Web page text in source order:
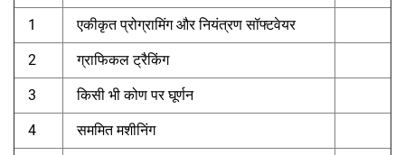
1 एकीकृत प्रोग्रामिंग और नियंत्रण सॉफ्टवेयर
2 ग्राफिकल ट्रैकिंग
3 किसी भी कोण पर घूर्णन
4 सममित मशीनिंग